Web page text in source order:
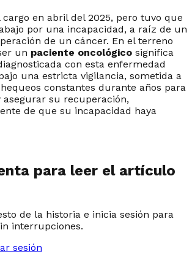
en abril del 2025, pero tuvo que
por una incapacidad, a raíz de un
de un cáncer. En el terreno
un paciente oncológico significa
con esta enfermedad
una estricta vigilancia, sometida a
constantes durante años para
asegurar su recuperación,
de que su incapacidad haya
para leer el artículo
de la historia e inicia sesión para
interrupciones.
sesión